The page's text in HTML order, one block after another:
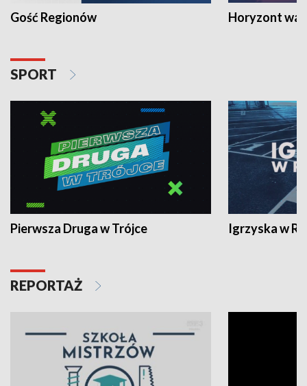
Gość Regionów Horyzont
SPORT
Pierwsza Druga w Trójce Igrzyska w
REPORTAŻ